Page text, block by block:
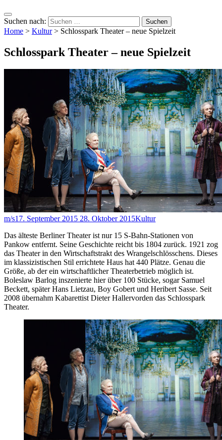
Suchen nach:
Home > Kultur> Schlosspark Theater – neue Spielzeit
Schlosspark Theater – neue Spielzeit
m/s17. September 2015 28. Oktober 2015Kultur
Das älteste Berliner Theater ist nur 15 S-Bahn-Stationen von
Pankow entfernt. Seine Geschichte reicht bis 1804 zurück. 1921 zog
das Theater in den Wirtschaftstrakt des Wrangelschlösschens. Dieses
im klassizistischen Stil errichtete Haus hat 440 Plätze. Genau die
Größe, ab der ein wirtschaftlicher Theaterbetrieb möglich ist.
Boleslaw Barlog inszenierte hier über 100 Stücke, sogar Samuel
Beckett, später Hans Lietzau, Boy Gobert und Heribert Sasse. Seit
2008 übernahm Kabarettist Dieter Hallervorden das Schlosspark
Theater.